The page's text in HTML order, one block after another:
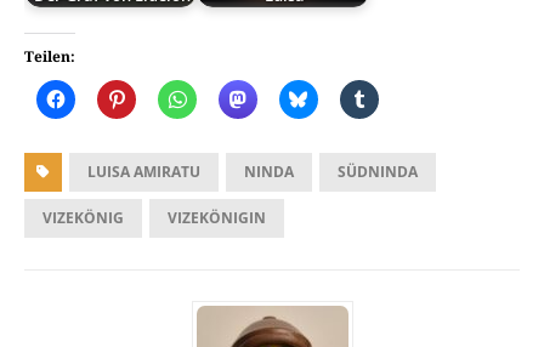
Teilen:
LUISA AMIRATU NINDA SÜDNINDA
VIZEKÖNIG VIZEKÖNIGIN